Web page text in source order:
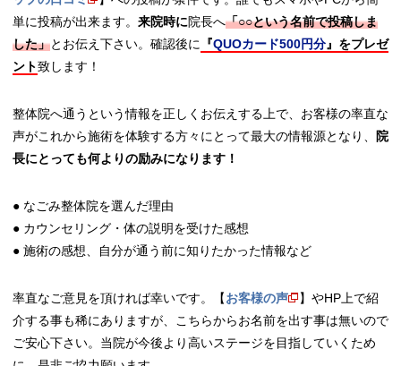
単に投稿が出来ます。 来院時に院長へ「○○という名前で投稿しま
した」とお伝え下さい。確認後に 『QUOカード500円分』をプレゼ
ント致します！
整体院へ通うという情報を正しくお伝えする上で、お客様の率直な
声がこれから施術を体験する方々にとって最大の情報源となり、
院
長にとっても何よりの励みになります！
● なごみ整体院を選んだ理由
● カウンセリング・体の説明を受けた感想
● 施術の感想、自分が通う前に知りたかった情報など
率直なご意見を頂ければ幸いです。【お客様の声
】やHP上で紹
介する事も稀にありますが、こちらからお名前を出す事は無いので
ご安心下さい。当院が今後より高いステージを目指していくため